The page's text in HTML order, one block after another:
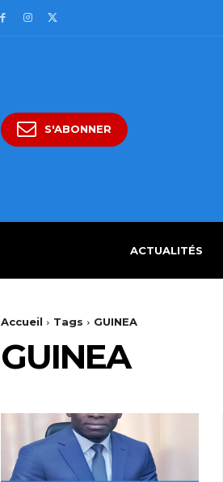
S'ABONNER
ACTUALITÉS
Accueil Tags GUINEA
GUINEA